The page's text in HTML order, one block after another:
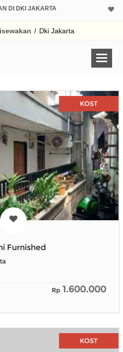
DI DKI JAKARTA
/ Dki Jakarta
KOST
Furnished
Rp 1.600.000
KOST